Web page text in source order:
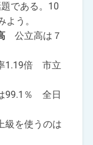
である。10
う。
公立高は７
1.19倍 市立
99.1％ 全日
級を使うのは